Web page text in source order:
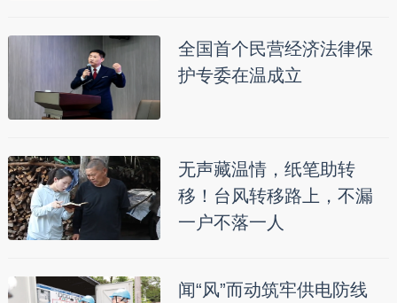
全国首个民营经济法律保
护专委在温成立
无声藏温情，纸笔助转
移！台风转移路上，不漏
一户不落一人
闻“风”而动筑牢供电防线